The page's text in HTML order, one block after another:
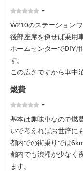
-
W210のステーション
後部座席を倒せば乗用
ホームセンターでDIY
す。
この広さですから車中
燃費
-
基本は趣味車なので燃
いで考えればお世辞に
都内での街乗りでは
都内でも渋滞が少なく
ます。